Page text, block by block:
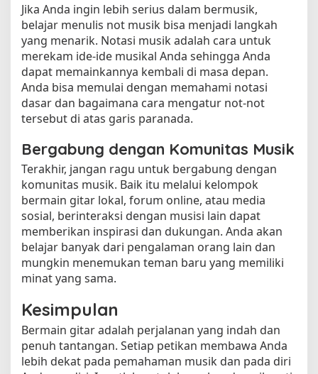
Jika Anda ingin lebih serius dalam bermusik,
belajar menulis not musik bisa menjadi langkah
yang menarik. Notasi musik adalah cara untuk
merekam ide-ide musikal Anda sehingga Anda
dapat memainkannya kembali di masa depan.
Anda bisa memulai dengan memahami notasi
dasar dan bagaimana cara mengatur not-not
tersebut di atas garis paranada.
Bergabung dengan Komunitas Musik
Terakhir, jangan ragu untuk bergabung dengan
komunitas musik. Baik itu melalui kelompok
bermain gitar lokal, forum online, atau media
sosial, berinteraksi dengan musisi lain dapat
memberikan inspirasi dan dukungan. Anda akan
belajar banyak dari pengalaman orang lain dan
mungkin menemukan teman baru yang memiliki
minat yang sama.
Kesimpulan
Bermain gitar adalah perjalanan yang indah dan
penuh tantangan. Setiap petikan membawa Anda
lebih dekat pada pemahaman musik dan pada diri